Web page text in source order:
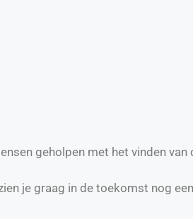
geholpen met het vinden van
je graag in de toekomst nog